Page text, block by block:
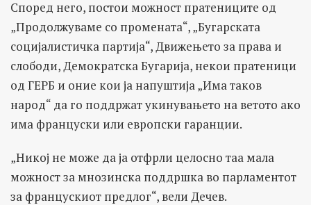
Според него, постои можност пратениците од
„Продолжуваме со промената“, „Бугарската
социјалистичка партија“, Движењето за права и
слободи, Демократска Бугарија, некои пратеници
од ГЕРБ и оние кои ја напуштија „Има таков
народ“ да го поддржат укинувањето на ветото ако
има француски или европски гаранции.
„Никој не може да ја отфрли целосно таа мала
можност за мнозинска поддршка во парламентот
за францускиот предлог“, вели Дечев.